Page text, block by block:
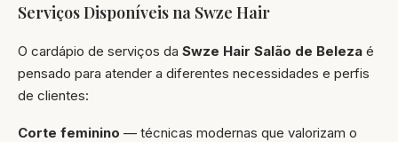
Serviços Disponíveis na Swze Hair
O cardápio de serviços da Swze Hair Salão de Beleza é
pensado para atender a diferentes necessidades e perfis
de clientes:
Corte feminino — técnicas modernas que valorizam o